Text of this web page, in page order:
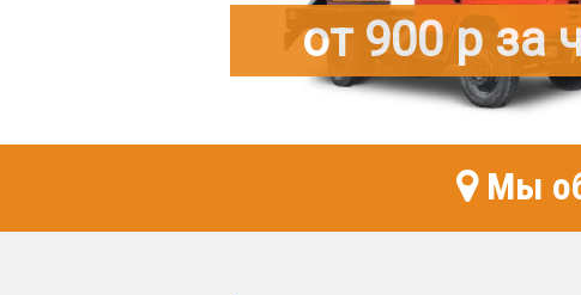
от 900 р за
Мы